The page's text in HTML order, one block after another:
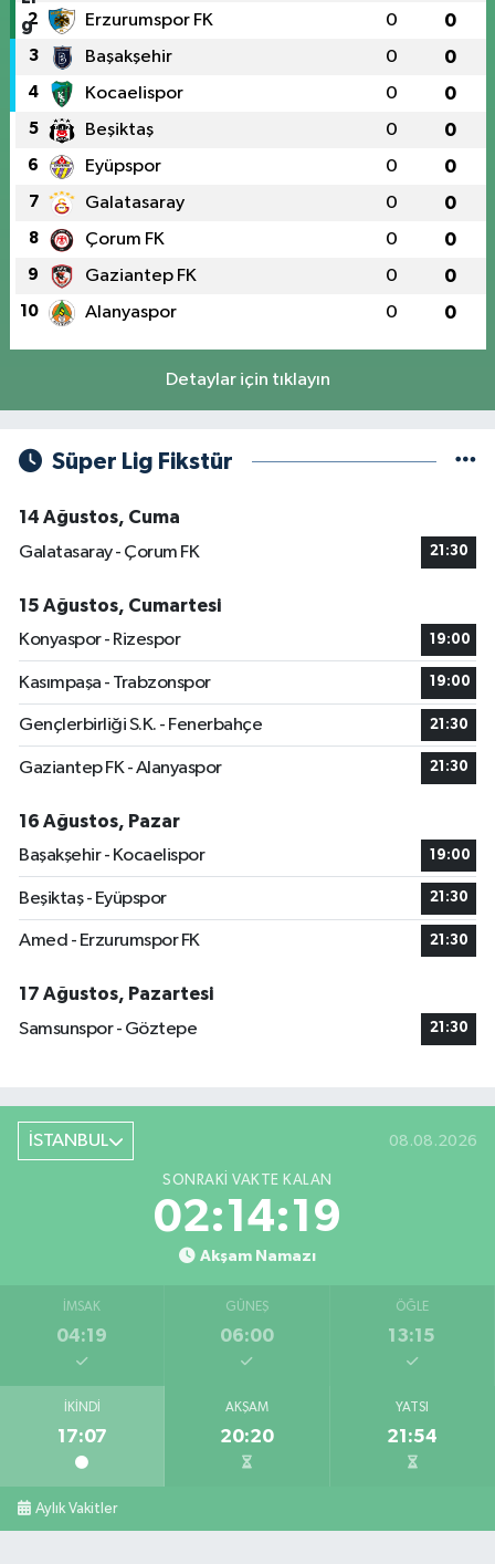
2 Erzurumspor FK 0 0
3 Başakşehir 0 0
4 Kocaelispor 0 0
5 Beşiktaş 0 0
6 Eyüpspor 0 0
7 Galatasaray 0 0
8 Çorum FK 0 0
9 Gaziantep FK 0 0
10 Alanyaspor 0 0
Detaylar için tıklayın
Süper Lig Fikstür
14 Ağustos, Cuma
Galatasaray - Çorum FK
21:30
15 Ağustos, Cumartesi
Konyaspor - Rizespor
19:00
Kasımpaşa - Trabzonspor 19:00
Gençlerbirliği S.K. - Fenerbahçe 21:30
Gaziantep FK - Alanyaspor 21:30
16 Ağustos, Pazar
Başakşehir - Kocaelispor
19:00
Beşiktaş - Eyüpspor 21:30
Amed - Erzurumspor FK 21:30
17 Ağustos, Pazartesi
Samsunspor - Göztepe
21:30
İSTANBUL 08.08.2026
SONRAKI VAKTE KALAN
02:14:19
Akşam Namazı
İMSAK
04:19
GÜNEŞ
06:00
ÖĞLE
13:15
İKINDI
17:07
AKŞAM
20:20
YATSI
21:54
Aylık Vakitler